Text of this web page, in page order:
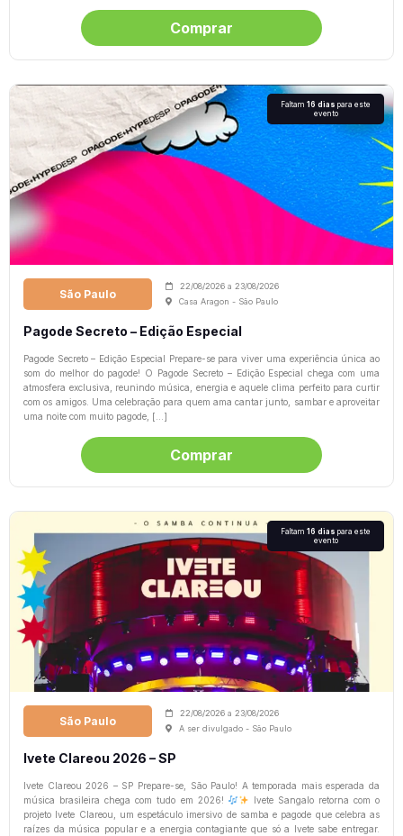
Comprar
Faltam 16 dias para este
evento
São Paulo
22/08/2026a 23/08/2026
Casa Aragon - São Paulo
Pagode Secreto – Edição Especial
Pagode Secreto – Edição Especial Prepare-se para viver uma experiência única ao
som do melhor do pagode! O Pagode Secreto – Edição Especial chega com uma
atmosfera exclusiva, reunindo música, energia e aquele clima perfeito para curtir
com os amigos. Uma celebração para quem ama cantar junto, sambar e aproveitar
uma noite com muito pagode, […]
Comprar
Faltam 16 dias para este
evento
São Paulo
22/08/2026a 23/08/2026
A ser divulgado - São Paulo
Ivete Clareou 2026 – SP
Ivete Clareou 2026 – SP Prepare-se, São Paulo! A temporada mais esperada da
música brasileira chega com tudo em 2026!
Ivete Sangalo retorna com o
projeto Ivete Clareou, um espetáculo imersivo de samba e pagode que celebra as
raízes da música popular e a energia contagiante que só a Ivete sabe entregar.